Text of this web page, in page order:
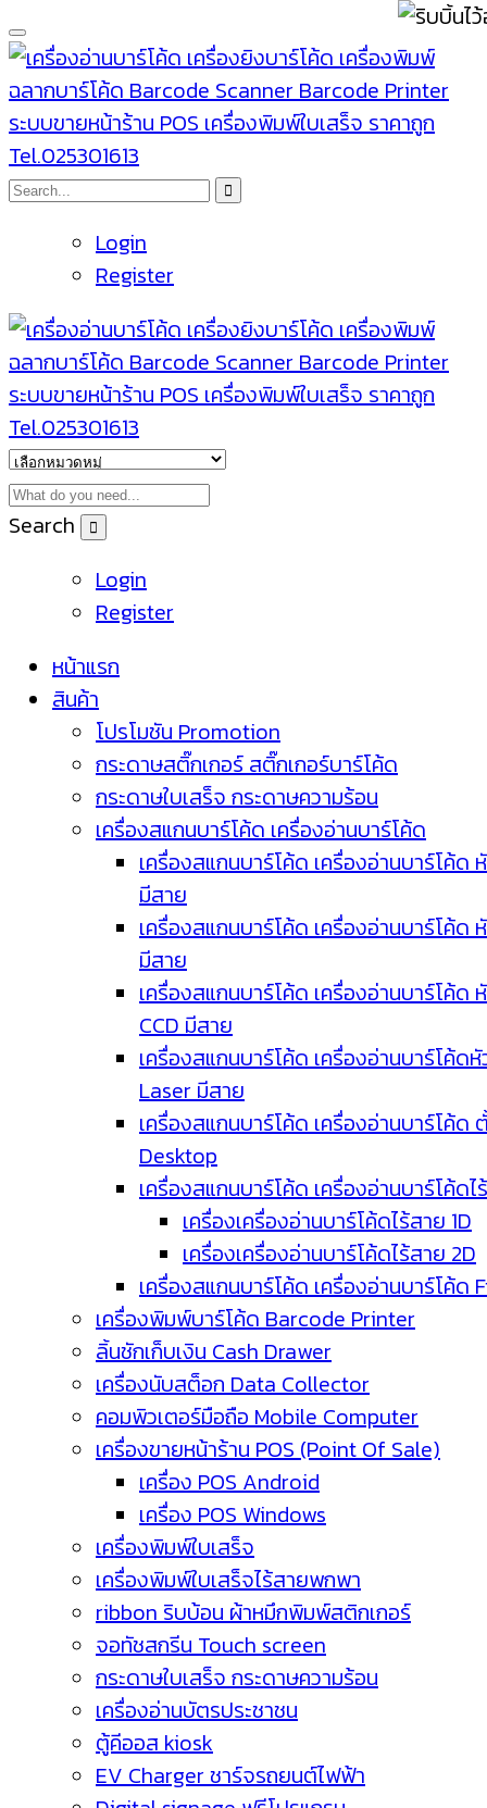
Login
Register
Search
Login
Register
หน้าแรก
สินค้า
โปรโมชัน Promotion
กระดาษสติ๊กเกอร์ สติ๊กเกอร์บาร์โค้ด
กระดาษใบเสร็จ กระดาษความร้อน
เครื่องสแกนบาร์โค้ด เครื่องอ่านบาร์โค้ด
เครื่องสแกนบาร์โค้ด เครื่องอ่านบาร์โค้ด
มีสาย
เครื่องสแกนบาร์โค้ด เครื่องอ่านบาร์โค้ด
มีสาย
เครื่องสแกนบาร์โค้ด เครื่องอ่านบาร์โค้ด
CCD มีสาย
เครื่องสแกนบาร์โค้ด เครื่องอ่านบาร์โค้ด
Laser มีสาย
เครื่องสแกนบาร์โค้ด เครื่องอ่านบาร์โค้ด
Desktop
เครื่องสแกนบาร์โค้ด เครื่องอ่านบาร์โค้ดไ
เครื่องเครื่องอ่านบาร์โค้ดไร้สาย 1D
เครื่องเครื่องอ่านบาร์โค้ดไร้สาย 2D
เครื่องสแกนบาร์โค้ด เครื่องอ่านบาร์โค้ด
เครื่องพิมพ์บาร์โค้ด Barcode Printer
ลิ้นชักเก็บเงิน Cash Drawer
เครื่องนับสต็อก Data Collector
คอมพิวเตอร์มือถือ Mobile Computer
เครื่องขายหน้าร้าน POS (Point Of Sale)
เครื่อง POS Android
เครื่อง POS Windows
เครื่องพิมพ์ใบเสร็จ
เครื่องพิมพ์ใบเสร็จไร้สายพกพา
ribbon ริบบ้อน ผ้าหมึกพิมพ์สติกเกอร์
จอทัชสกรีน Touch screen
กระดาษใบเสร็จ กระดาษความร้อน
เครื่องอ่านบัตรประชาชน
ตู้คีออส kiosk
EV Charger ชาร์จรถยนต์ไฟฟ้า